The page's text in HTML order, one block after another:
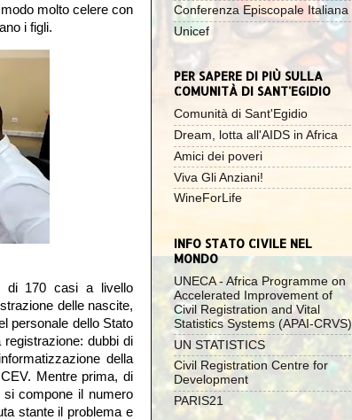
molto celere con
i figli.
di 170 casi a livello
delle nascite,
personale dello Stato
dubbi di
della
Mentre prima, di
compone il numero
stante il problema e
Conferenza Episcopale Italiana
Unicef
PER SAPERE DI PIÙ SULLA
COMUNITÀ DI SANT'EGIDIO
Comunità di Sant'Egidio
Dream, lotta all'AIDS in Africa
Amici dei poveri
Viva Gli Anziani!
WineForLife
INFO STATO CIVILE NEL
MONDO
UNECA - Africa Programme on
Accelerated Improvement of
Civil Registration and Vital
Statistics Systems (APAI-CRVS)
UN STATISTICS
Civil Registration Centre for
Development
PARIS21